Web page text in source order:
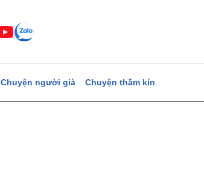
Chuyện người già Chuyện thầm kín